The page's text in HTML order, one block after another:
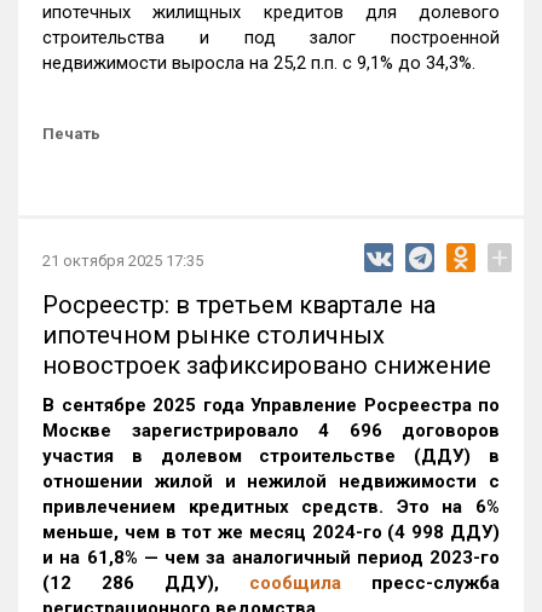
ипотечных жилищных кредитов для долевого
строительства и под залог построенной
недвижимости выросла на 25,2 п.п. с 9,1% до 34,3%.
Печать
21 октября 2025 17:35 +
Росреестр: в третьем квартале на
ипотечном рынке столичных
новостроек зафиксировано снижение
В сентябре 2025 года Управление Росреестра по
Москве зарегистрировало 4 696 договоров
участия в долевом строительстве (ДДУ) в
отношении жилой и нежилой недвижимости с
привлечением кредитных средств. Это на 6%
меньше, чем в тот же месяц 2024-го (4 998 ДДУ)
и на 61,8% — чем за аналогичный период 2023-го
(12 286 ДДУ), сообщила пресс-служба